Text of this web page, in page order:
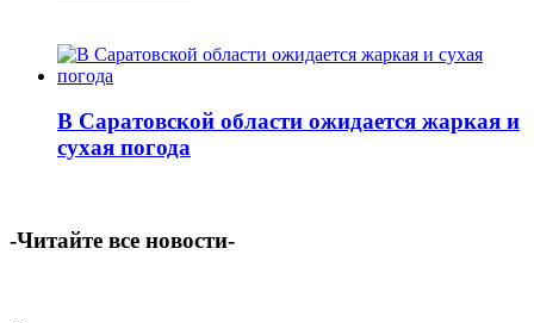
В Саратовской области ожидается жаркая и
сухая погода
-Читайте все новости-